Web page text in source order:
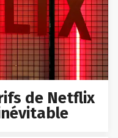
de Netflix